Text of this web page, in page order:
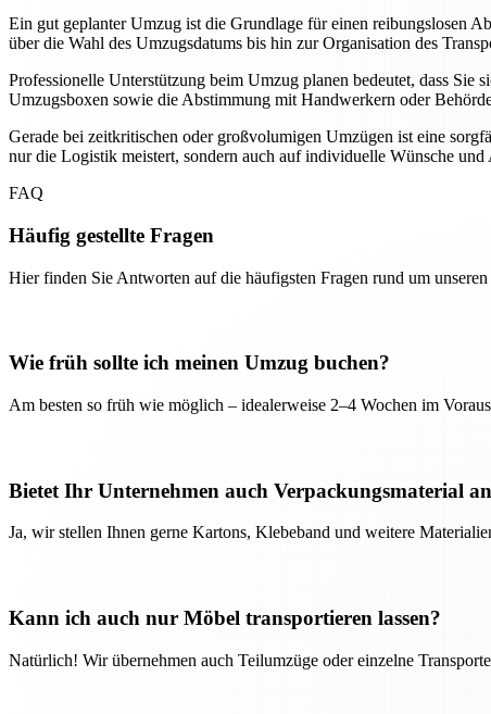
Ein gut geplanter Umzug ist die Grundlage für einen reibungslosen
über die Wahl des Umzugsdatums bis hin zur Organisation des
Professionelle Unterstützung beim Umzug planen bedeutet, dass
Umzugsboxen sowie die Abstimmung mit Handwerkern oder
Gerade bei zeitkritischen oder großvolumigen Umzügen ist eine
nur die Logistik meistert, sondern auch auf individuelle Wünsche
FAQ
Häufig gestellte Fragen
Hier finden Sie Antworten auf die häufigsten Fragen rund um
Wie früh sollte ich meinen Umzug buchen?
Am besten so früh wie möglich – idealerweise 2–4 Wochen im
Bietet Ihr Unternehmen auch Verpackungsmaterial
Ja, wir stellen Ihnen gerne Kartons, Klebeband und weitere
Kann ich auch nur Möbel transportieren lassen?
Natürlich! Wir übernehmen auch Teilumzüge oder einzelne